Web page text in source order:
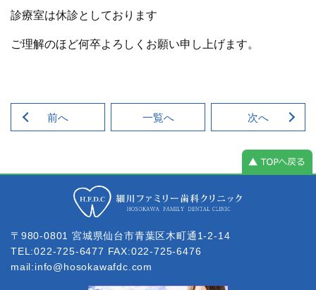
診療室は休診としております
ご理解のほど何卒よろしくお願い申し上げます。
前へ 次へ
一覧へ
〒980-0801 宮城県仙台市青葉区木町通1-2-14
TEL:022-725-6477 FAX:022-725-6476
mail:info@hosokawafdc.com